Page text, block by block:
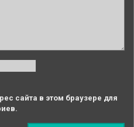
сайта в этом браузере для